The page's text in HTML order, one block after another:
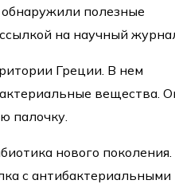
полезные
на научный
Греции. В нем
вещества.
палочку.
нового
с антибактериальными